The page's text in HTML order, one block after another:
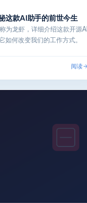
这款AI助手的前世今生
为龙虾，详细介绍这款开源AI
如何改变我们的工作方式。
阅读